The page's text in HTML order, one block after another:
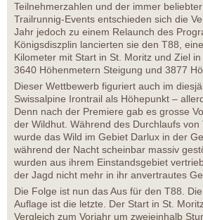
Teilnehmerzahlen und der immer
Trailrunnig-Events entschieden sich die
Jahr jedoch zu einem Relaunch des
Königsdiszplin lancierten sie den T88,
Kilometer mit Start in St. Moritz und Ziel
3640 Höhenmetern Steigung und 3877
Dieser Wettbewerb figuriert auch im
Swissalpine Irontrail als Höhepunkt –
Denn nach der Premiere gab es grosse
der Wildhut. Während des Durchlaufs
wurde das Wild im Gebiet Darlux in der
während der Nacht scheinbar massiv
wurden aus ihrem Einstandsgebiet
der Jagd nicht mehr in ihr anvertrautes
Die Folge ist nun das Aus für den T88.
Auflage ist die letzte. Der Start in St.
Vergleich zum Vorjahr um zweieinhalb